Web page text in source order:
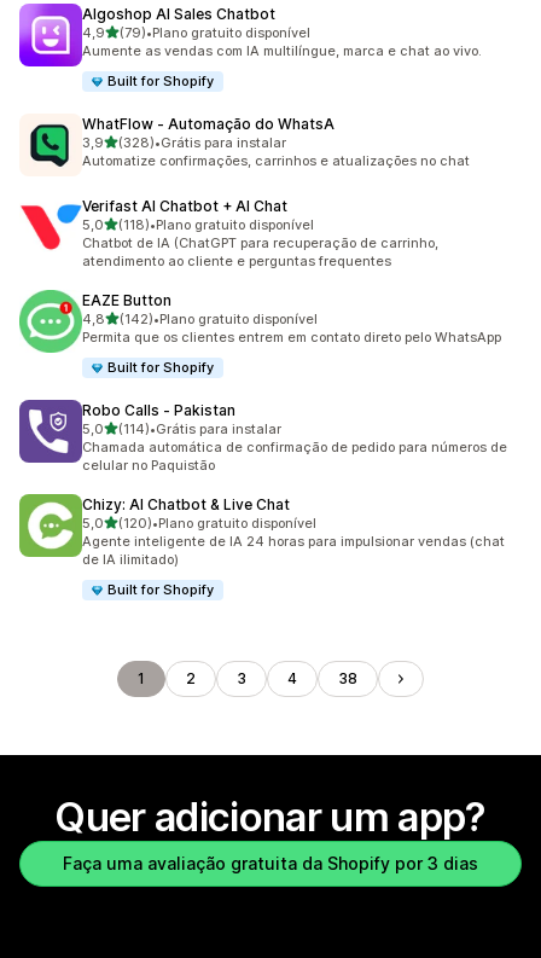
Algoshop AI Sales Chatbot
4,9de 5 estrelas
(79)
79 avaliações ao todo
•Plano gratuito disponível
Aumente as vendas com IA multilíngue, marca e chat ao vivo.
Built for Shopify
WhatFlow ‑ Automação do WhatsA
3,9de 5 estrelas
(328)
328 avaliações ao todo
•Grátis para instalar
Automatize confirmações, carrinhos e atualizações no chat
Verifast AI Chatbot + AI Chat
5,0de 5 estrelas
(118)
118 avaliações ao todo
•Plano gratuito disponível
Chatbot de IA (ChatGPT para recuperação de carrinho,
atendimento ao cliente e perguntas frequentes
EAZE Button
4,8de 5 estrelas
(142)
142 avaliações ao todo
•Plano gratuito disponível
Permita que os clientes entrem em contato direto pelo WhatsApp
Built for Shopify
Robo Calls ‑ Pakistan
5,0de 5 estrelas
(114)
114 avaliações ao todo
•Grátis para instalar
Chamada automática de confirmação de pedido para números de
celular no Paquistão
Chizy: AI Chatbot & Live Chat
5,0de 5 estrelas
(120)
120 avaliações ao todo
•Plano gratuito disponível
Agente inteligente de IA 24 horas para impulsionar vendas (chat
de IA ilimitado)
Built for Shopify
1 2 3 4 38
Quer adicionar um app?
Faça uma avaliação gratuita da Shopify por 3 dias